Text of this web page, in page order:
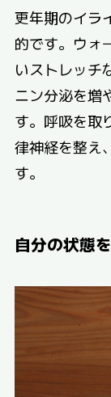
更年期のイラ
的です。ウォ
いストレッチ
ニン分泌を増
す。呼吸を取
律神経を整え
す。
自分の状態